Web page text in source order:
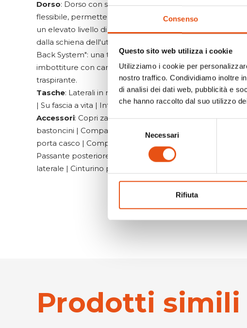
Consenso
Questo sito web utilizza i cookie
Utilizziamo i cookie per
nostro traffico. Condividiamo inoltre
di analisi dei dati web, pubblicità e
che hanno raccolto dal suo utilizzo
del
consenso
Necessari
Rifiuta
Dorso: Dorso con sistema "Dry Net System": il bastino in
flessibile, permette una perfetta distribuzione del carico e
un elevato livello di aerazione tensionando la rete che
dalla schiena dell'utilizzatore. | Spallacci e cintura a vita
Back System": una traspirazione eccellente grazie
imbottiture con canali di aerazione e tessuto reticolare
traspirante.
Tasche: Laterali in rete | Di sicurezza in rete con
| Su fascia a vita | Interna sul dorso
Accessori: Copri zaino | Estensione del volume +3 litri |
bastoncini | Compatibile col sistema di idratazione H2 Bag
porta casco | Compatibile con "Helmet Holder" | Loghi
Passante posteriore per la luce di sicurezza | Nastri di
laterale | Cinturino pettorale con fischietto d'emergenza
Prodotti simili